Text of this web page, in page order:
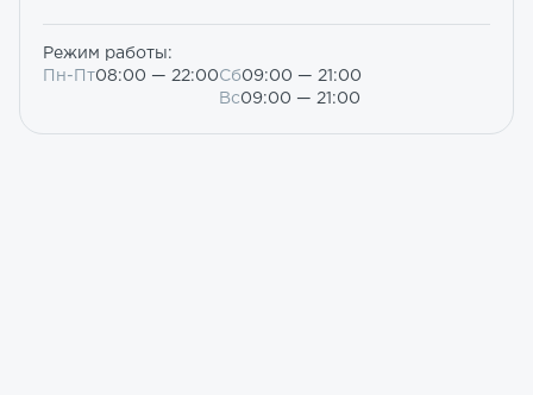
Режим работы:
Пн-Пт08:00 — 22:00Сб09:00 — 21:00
Вс09:00 — 21:00